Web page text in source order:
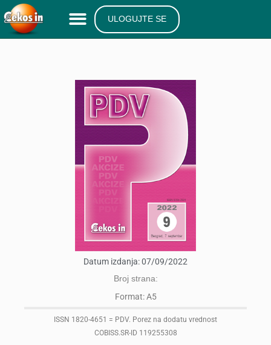
ULOGUJTE SE
Datum izdanja:07/09/2022
Broj strana:
Format: A5
ISSN 1820-4651 = PDV. Porez na dodatu vrednost
COBISS.SR-ID 119255308